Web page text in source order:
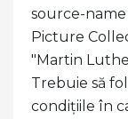
source-name
Picture
"Martin
Trebuie să
condițiile în